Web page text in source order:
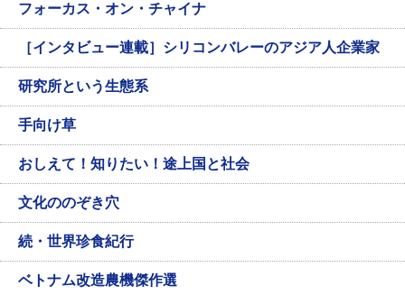
フォーカス・オン・チャイナ
［インタビュー連載］シリコンバレーのアジア人企業家
研究所という生態系
手向け草
おしえて！知りたい！途上国と社会
文化ののぞき穴
続・世界珍食紀行
ベトナム改造農機傑作選